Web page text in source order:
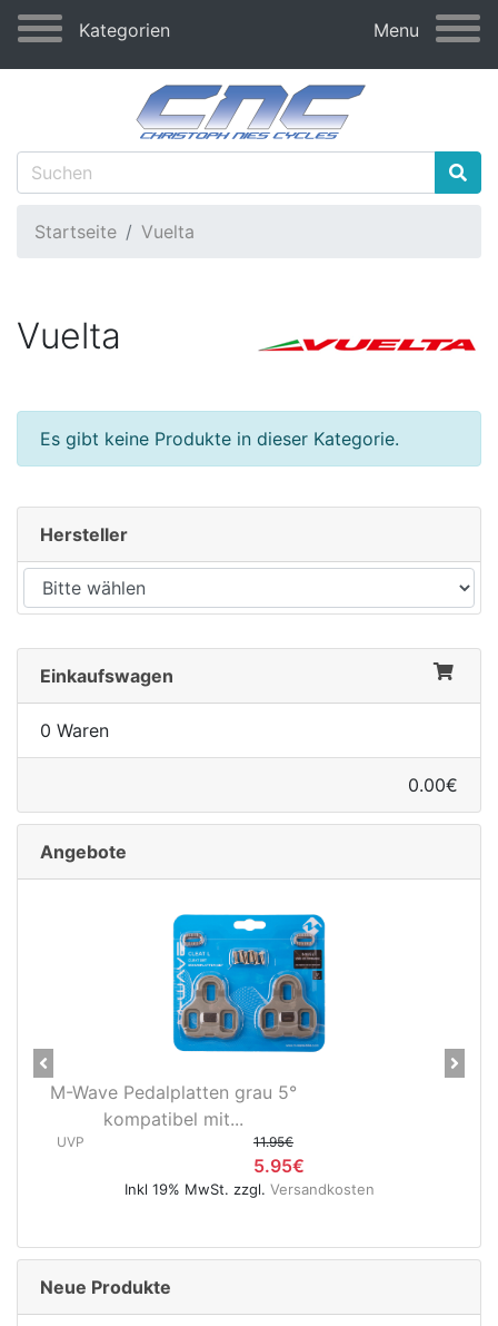
Kategorien Menu
Startseite Vuelta
Vuelta
Es gibt keine Produkte in dieser Kategorie.
Hersteller
Einkaufswagen
0 Waren
0.00€
Angebote
M-Wave Pedalplatten grau 5°
kompatibel mit...
UVP 11.95€
5.95€
Inkl 19% MwSt. zzgl. Versandkosten
Previous Next
Neue Produkte